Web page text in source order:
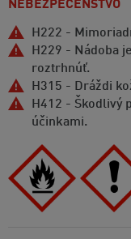
H222 -
H229 - Nádoba
roztrhnúť.
H315 - Dráždi
H412 - Škodlivý
účinkami.
NEBEZPEČENSTVO